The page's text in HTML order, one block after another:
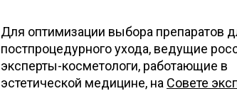
Для оптимизации выбора препаратов
постпроцедурного ухода, ведущие
эксперты-косметологи, работающие в
эстетической медицине, на Совете